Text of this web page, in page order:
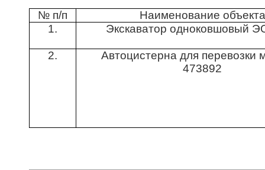
№ п/п
Наименование объекта
1.
Экскаватор одноковшовый
2.
Автоцистерна для перевозки
473892